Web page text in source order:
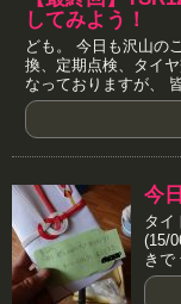
してみよう！
ども。 今日も沢山の
換、定期点検、タイ
なっておりますが、
今
タイ
(15/
きで